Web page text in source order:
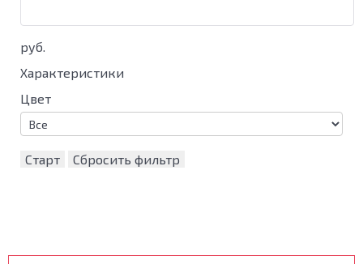
руб.
Характеристики
Цвет
Старт Сбросить фильтр